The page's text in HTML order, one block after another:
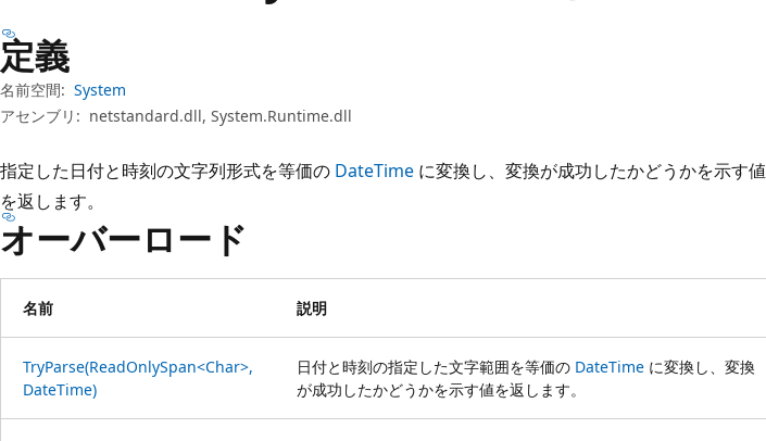
キ
ッ
プ
定義
名前空間: System
アセンブリ: netstandard.dll, System.Runtime.dll
指定した日付と時刻の文字列形式を等価の DateTime に変換し、変換が成功したかどうかを示す値
を返します。
オーバーロード
名前 説明
TryParse(ReadOnlySpan<Char>,
DateTime)
日付と時刻の指定した文字範囲を等価の DateTime に変換し、変換
が成功したかどうかを示す値を返します。